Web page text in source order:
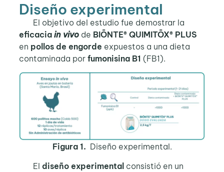
Diseño experimental
El objetivo del estudio fue demostrar la
eficacia in vivode BIŌNTE® QUIMITŌX® PLUS
en pollos de engorde expuestos a una dieta
contaminada por fumonisina B1 (FB1).
Figura 1. Diseño experimental.
El diseño experimentalconsistió en un